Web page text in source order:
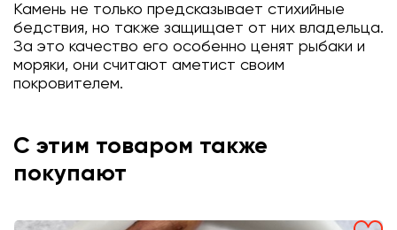
Камень не только предсказывает стихийные
бедствия, но также защищает от них владельца.
За это качество его особенно ценят рыбаки и
моряки, они считают аметист своим
покровителем.
С этим товаром также
покупают